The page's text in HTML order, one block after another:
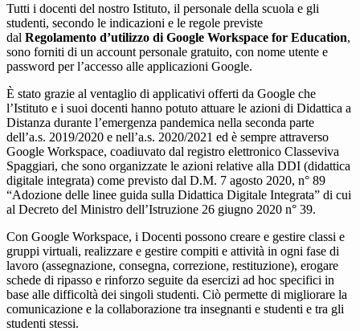
Tutti i docenti del nostro Istituto, il personale della scuola e gli
studenti, secondo le indicazioni e le regole previste
dal Regolamento d’utilizzo di Google Workspace for Education,
sono forniti di un account personale gratuito, con nome utente e
password per l’accesso alle applicazioni Google.
È stato grazie al ventaglio di applicativi offerti da Google che
l’Istituto e i suoi docenti hanno potuto attuare le azioni di Didattica a
Distanza durante l’emergenza pandemica nella seconda parte
dell’a.s. 2019/2020 e nell’a.s. 2020/2021 ed è sempre attraverso
Google Workspace, coadiuvato dal registro elettronico Classeviva
Spaggiari, che sono organizzate le azioni relative alla DDI (didattica
digitale integrata) come previsto dal D.M. 7 agosto 2020, n° 89
“Adozione delle linee guida sulla Didattica Digitale Integrata” di cui
al Decreto del Ministro dell’Istruzione 26 giugno 2020 n° 39.
Con Google Workspace, i Docenti possono creare e gestire classi e
gruppi virtuali, realizzare e gestire compiti e attività in ogni fase di
lavoro (assegnazione, consegna, correzione, restituzione), erogare
schede di ripasso e rinforzo seguite da esercizi ad hoc specifici in
base alle difficoltà dei singoli studenti. Ciò permette di migliorare la
comunicazione e la collaborazione tra insegnanti e studenti e tra gli
studenti stessi.